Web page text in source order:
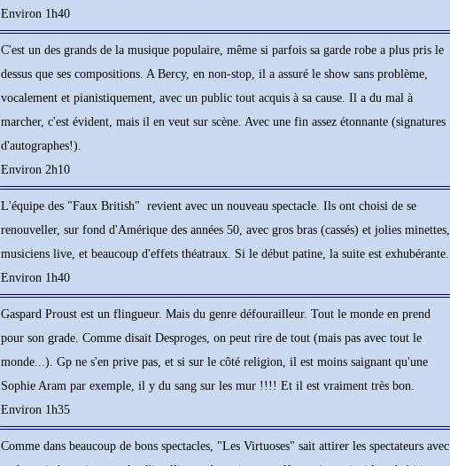
Environ 1h40
C'est un des grands de la musique populaire, même si parfois sa garde robe a plus pris le
dessus que ses compositions. A Bercy, en non-stop, il a assuré le show sans problème,
vocalement et pianistiquement, avec un public tout acquis à sa cause. Il a du mal à
marcher, c'est évident, mais il en veut sur scène. Avec une fin assez étonnante (signatures
d'autographes!).
Environ 2h10
L'équipe des "Faux British" revient avec un nouveau spectacle. Ils ont choisi de se
renouveller, sur fond d'Amérique des années 50, avec gros bras (cassés) et jolies minettes,
musiciens live, et beaucoup d'effets théatraux. Si le début patine, la suite est exhubérante.
Environ 1h40
Gaspard Proust est un flingueur. Mais du genre défourailleur. Tout le monde en prend
pour son grade. Comme disait Desproges, on peut rire de tout (mais pas avec tout le
monde...). Gp ne s'en prive pas, et si sur le côté religion, il est moins saignant qu'une
Sophie Aram par exemple, il y du sang sur les mur !!!! Et il est vraiment très bon.
Environ 1h35
Comme dans beaucoup de bons spectacles, "Les Virtuoses" sait attirer les spectateurs avec